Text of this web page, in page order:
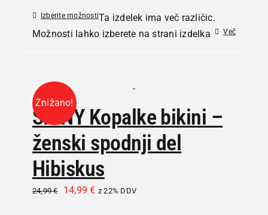
Izberite možnostiTa izdelek ima več različic.
Možnosti lahko izberete na strani izdelka
Več
Znižano!
SKINY Kopalke bikini –
ženski spodnji del
Hibiskus
24,99€ 14,99€ z 22% DDV